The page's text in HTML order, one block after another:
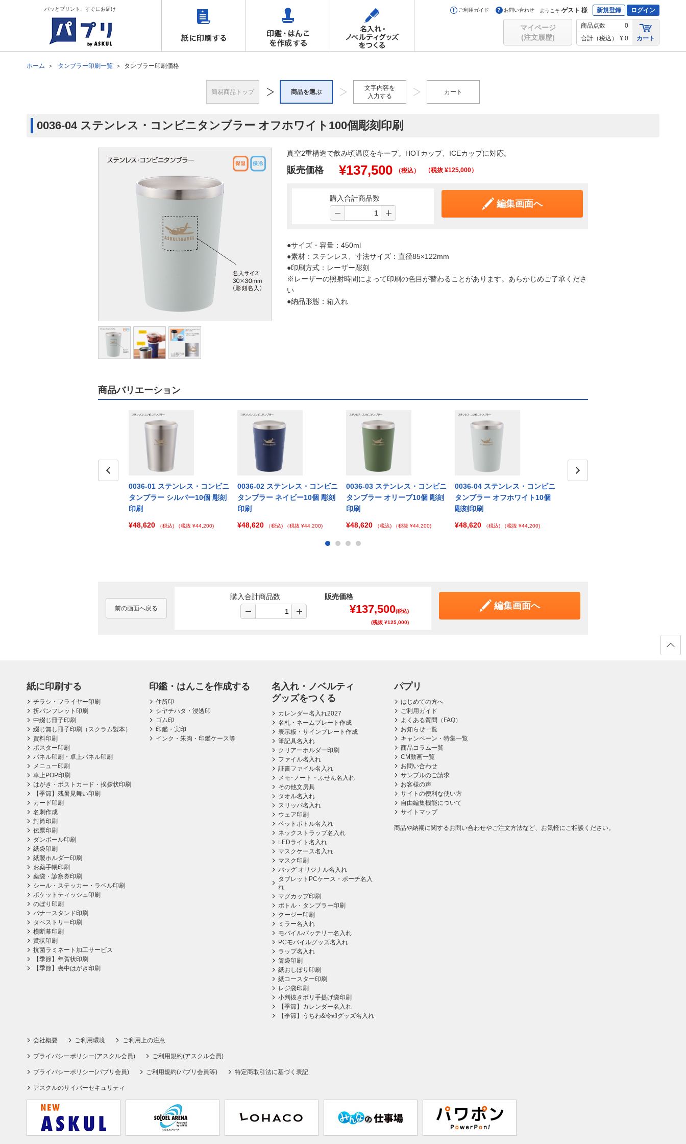
パッとプリント、すぐにお届け ご利用ガイド お問い合わせ ようこそ ゲスト 様 新規登録 ログイン
マイページ
(注文履歴)
商品点数
0
合計（税込）
¥ 0 カート
ホーム タンブラー印刷一覧 タンブラー印刷価格
簡易商品トップ 商品を選ぶ
文字内容を
入力する
カート
0036-04 ステンレス・コンビニタンブラー オフホワイト100個彫刻印刷
真空2重構造で飲み頃温度をキープ。HOTカップ、ICEカップに対応。
販売価格 ¥137,500 （税込） （税抜 ¥125,000）
購入合計商品数
編集画面へ
●サイズ・容量：450ml
●素材：ステンレス、寸法サイズ：直径85×122mm
●印刷方式：レーザー彫刻
※レーザーの照射時間によって印刷の色目が替わることがあります。あらかじめご了承くださ
い
●納品形態：箱入れ
商品バリエーション
0036-01 ステンレス・コンビニ
タンブラー シルバー10個 彫刻
印刷
¥48,620
（税込) （税抜 ¥44,200)
0036-02 ステンレス・コンビニ
タンブラー ネイビー10個 彫刻
印刷
¥48,620
（税込) （税抜 ¥44,200)
0036-03 ステンレス・コンビニ
タンブラー オリーブ10個 彫刻
印刷
¥48,620
（税込) （税抜 ¥44,200)
0036-04 ステンレス・コンビニ
タンブラー オフホワイト10個
彫刻印刷
¥48,620
（税込) （税抜 ¥44,200)
前の画面へ戻る
購入合計商品数 販売価格
¥137,500(税込)
(税抜 ¥125,000)
編集画面へ
紙に印刷する
チラシ・フライヤー印刷
折パンフレット印刷
中綴じ冊子印刷
綴じ無し冊子印刷（スクラム製本）
資料印刷
ポスター印刷
パネル印刷・卓上パネル印刷
メニュー印刷
卓上POP印刷
はがき・ポストカード・挨拶状印刷
【季節】残暑見舞い印刷
カード印刷
名刺作成
封筒印刷
伝票印刷
ダンボール印刷
紙袋印刷
紙製ホルダー印刷
お薬手帳印刷
薬袋・診察券印刷
シール・ステッカー・ラベル印刷
ポケットティッシュ印刷
のぼり印刷
バナースタンド印刷
タペストリー印刷
横断幕印刷
賞状印刷
抗菌ラミネート加工サービス
【季節】年賀状印刷
【季節】喪中はがき印刷
印鑑・はんこを作成する
住所印
シヤチハタ・浸透印
ゴム印
印鑑・実印
インク・朱肉・印鑑ケース等
名入れ・ノベルティ
グッズをつくる
カレンダー名入れ2027
名札・ネームプレート作成
表示板・サインプレート作成
筆記具名入れ
クリアーホルダー印刷
ファイル名入れ
証書ファイル名入れ
メモ･ノート・ふせん名入れ
その他文房具
タオル名入れ
スリッパ名入れ
ウェア印刷
ペットボトル名入れ
ネックストラップ名入れ
LEDライト名入れ
マスクケース名入れ
マスク印刷
バッグ オリジナル名入れ
タブレットPCケース・ポーチ名入
れ
マグカップ印刷
ボトル・タンブラー印刷
クージー印刷
ミラー名入れ
モバイルバッテリー名入れ
PCモバイルグッズ名入れ
ラップ名入れ
箸袋印刷
紙おしぼり印刷
紙コースター印刷
レジ袋印刷
小判抜きポリ手提げ袋印刷
【季節】カレンダー名入れ
【季節】うちわ&冷却グッズ名入れ
パプリ
はじめての方へ
ご利用ガイド
よくある質問（FAQ）
お知らせ一覧
キャンペーン・特集一覧
商品コラム一覧
CM動画一覧
お問い合わせ
サンプルのご請求
お客様の声
サイトの便利な使い方
自由編集機能について
サイトマップ
商品や納期に関するお問い合わせやご注文方法など、お気軽にご相談ください。
会社概要 ご利用環境 ご利用上の注意
プライバシーポリシー(アスクル会員) ご利用規約(アスクル会員)
プライバシーポリシー(パプリ会員) ご利用規約(パプリ会員等) 特定商取引法に基づく表記
アスクルのサイバーセキュリティ